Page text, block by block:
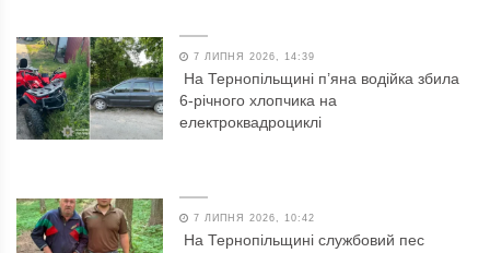
7 ЛИПНЯ 2026, 14:39
На Тернопільщині п’яна водійка збила
6-річного хлопчика на
електроквадроциклі
7 ЛИПНЯ 2026, 10:42
На Тернопільщині службовий пес